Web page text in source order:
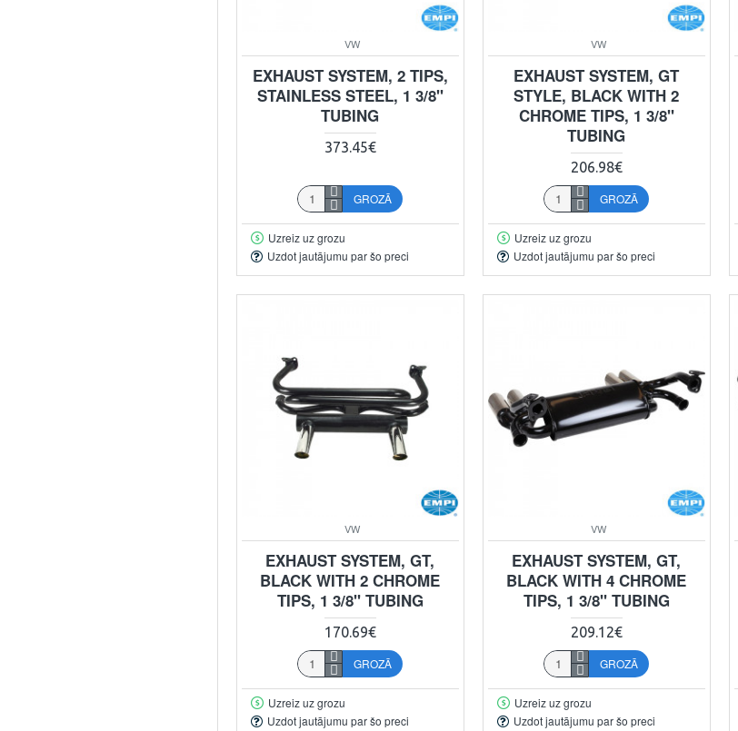
VW
EXHAUST SYSTEM, 2 TIPS,
STAINLESS STEEL, 1 3/8"
TUBING
373.45€
GROZĀ
Uzreiz uz grozu
Uzdot jautājumu par šo preci
VW
EXHAUST SYSTEM, GT
STYLE, BLACK WITH 2
CHROME TIPS, 1 3/8"
TUBING
206.98€
GROZĀ
Uzreiz uz grozu
Uzdot jautājumu par šo preci
VW
EXHAUST SYSTEM, GT,
BLACK WITH 2 CHROME
TIPS, 1 3/8" TUBING
170.69€
GROZĀ
Uzreiz uz grozu
Uzdot jautājumu par šo preci
VW
EXHAUST SYSTEM, GT,
BLACK WITH 4 CHROME
TIPS, 1 3/8" TUBING
209.12€
GROZĀ
Uzreiz uz grozu
Uzdot jautājumu par šo preci